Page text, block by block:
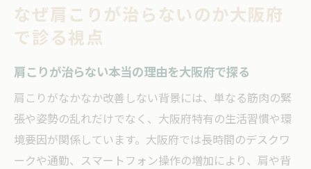
なぜ肩こりが治らないのか大阪府
で診る視点
肩こりが治らない本当の理由を大阪府で探る
肩こりがなかなか改善しない背景には、単なる筋肉の緊
張や姿勢の乱れだけでなく、大阪府特有の生活習慣や環
境要因が関係しています。大阪府では長時間のデスクワ
ークや通勤、スマートフォン操作の増加により、肩や背